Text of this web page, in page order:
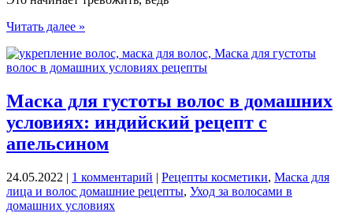
Почему
волосы?
Как
«волосопад»
и
оздоровить
волосы
Читать далее »
Маска для густоты волос в домашних
условиях: индийский рецепт с
апельсином
24.05.2022 | 1 комментарий | Рецепты косметики, Маска для
лица и волос домашние рецепты, Уход за волосами в
домашних условиях